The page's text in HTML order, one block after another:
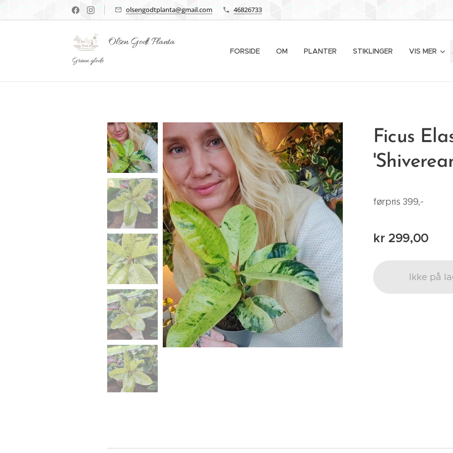
olsengodtplanta@gmail.com 46826733
Olsen Godt Planta
Grønn glede
FORSIDE OM PLANTER STIKLINGER VIS MER
Ficus
førpris 399,-
kr 299,00
Ikke på